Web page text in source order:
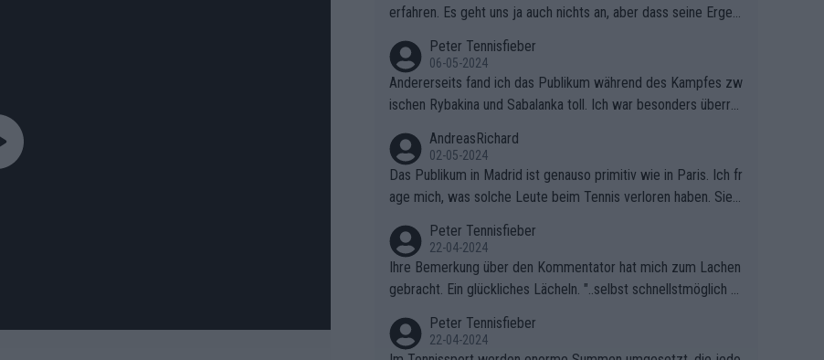
erfahren. Es geht uns ja auch nichts an, aber dass seine Ergeb
Peter Tennisfieber
06-05-2024
Andererseits fand ich das Publikum während des Kampfes zw
ischen Rybakina und Sabalanka toll. Ich war besonders überras
AndreasRichard
02-05-2024
Das Publikum in Madrid ist genauso primitiv wie in Paris. Ich fr
age mich, was solche Leute beim Tennis verloren haben. Sie s
ben.
Peter Tennisfieber
22-04-2024
Ihre Bemerkung über den Kommentator hat mich zum Lachen
gebracht. Ein glückliches Lächeln. "..selbst schnellstmöglich na
Peter Tennisfieber
22-04-2024